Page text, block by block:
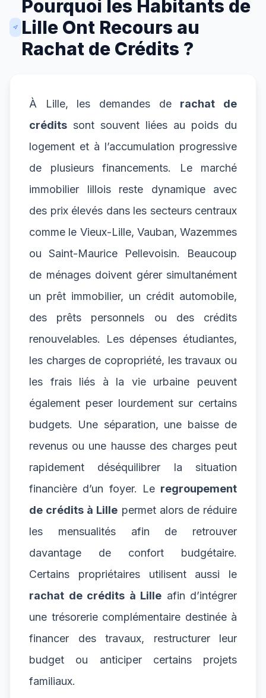
Pourquoi les Habitants de
Lille Ont Recours au
Rachat de Crédits ?
À Lille, les demandes de rachat de
crédits sont souvent liées au poids du
logement et à l’accumulation progressive
de plusieurs financements. Le marché
immobilier lillois reste dynamique avec
des prix élevés dans les secteurs centraux
comme le Vieux-Lille, Vauban, Wazemmes
ou Saint-Maurice Pellevoisin. Beaucoup
de ménages doivent gérer simultanément
un prêt immobilier, un crédit automobile,
des prêts personnels ou des crédits
renouvelables. Les dépenses étudiantes,
les charges de copropriété, les travaux ou
les frais liés à la vie urbaine peuvent
également peser lourdement sur certains
budgets. Une séparation, une baisse de
revenus ou une hausse des charges peut
rapidement déséquilibrer la situation
financière d’un foyer. Le regroupement
de crédits à Lille permet alors de réduire
les mensualités afin de retrouver
davantage de confort budgétaire.
Certains propriétaires utilisent aussi le
rachat de crédits à Lille afin d’intégrer
une trésorerie complémentaire destinée à
financer des travaux, restructurer leur
budget ou anticiper certains projets
familiaux.